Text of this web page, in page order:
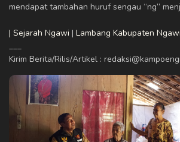
mendapat tambahan huruf sengau “ng”
| Sejarah Ngawi | Lambang Kabupaten Ngawi
___
Kirim Berita/Rilis/Artikel :